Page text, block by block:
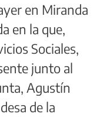
en Miranda
en la que,
Sociales,
junto al
Agustín
de la